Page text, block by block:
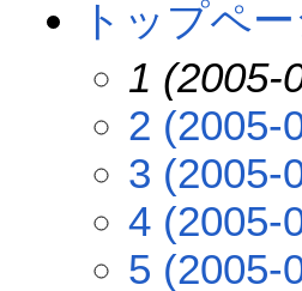
トップペ
1 (2005-
2 (2005-
3 (2005-
4 (2005-
5 (2005-